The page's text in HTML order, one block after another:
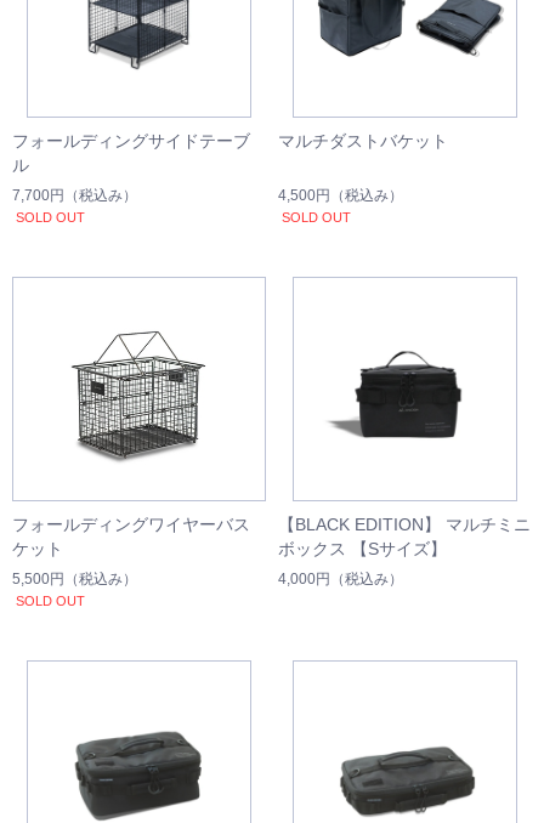
フォールディングサイドテーブ
ル
7,700円 （税込み）
SOLD OUT
マルチダストバケット
4,500円 （税込み）
SOLD OUT
フォールディングワイヤーバス
ケット
5,500円 （税込み）
SOLD OUT
【BLACK EDITION】 マルチミニ
ボックス 【Sサイズ】
4,000円 （税込み）